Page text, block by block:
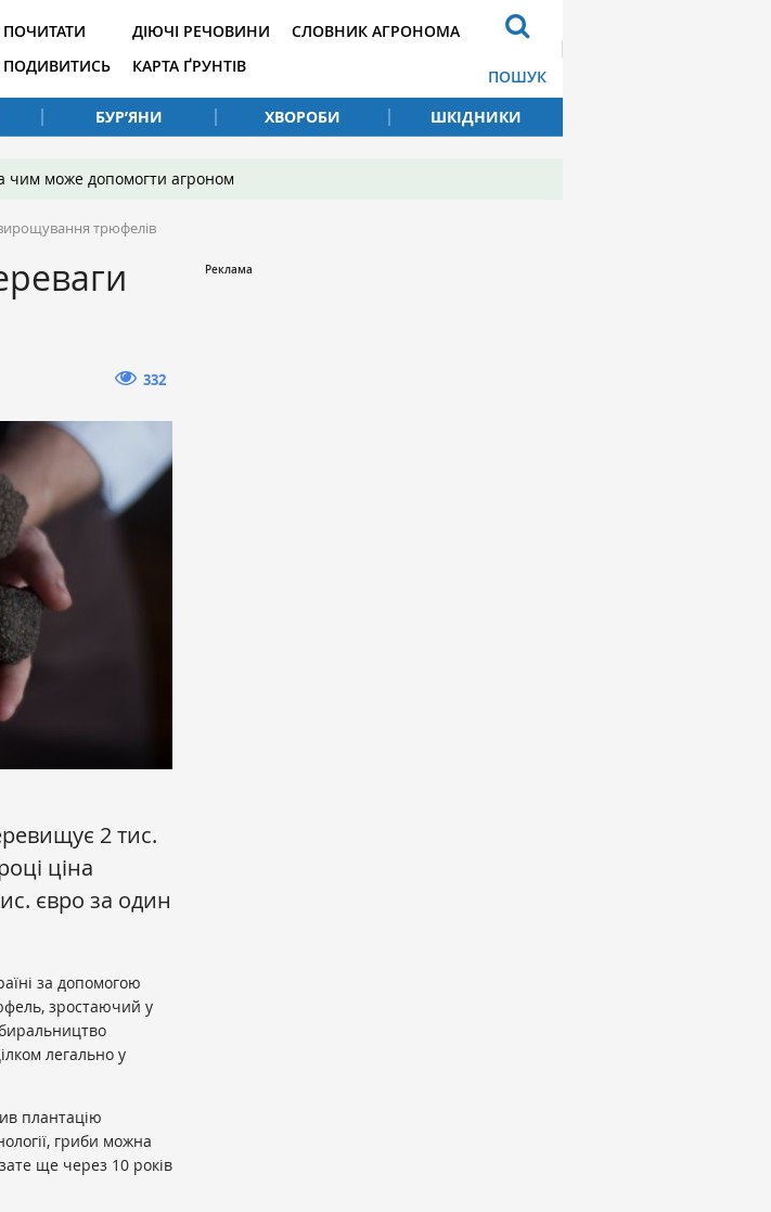
ПОЧИТАТИ
ПОДИВИТИСЬ
ДІЮЧІ РЕЧОВИНИ
КАРТА ҐРУНТІВ
СЛОВНИК АГРОНОМА
ПОШУК
БУР’ЯНИ ХВОРОБИ ШКІДНИКИ
чим може допомогти агроном
трюфелів
332
2 тис.
ціна
євро за один
за допомогою
зростаючий у
легально у
плантацію
гриби можна
ще через 10 років